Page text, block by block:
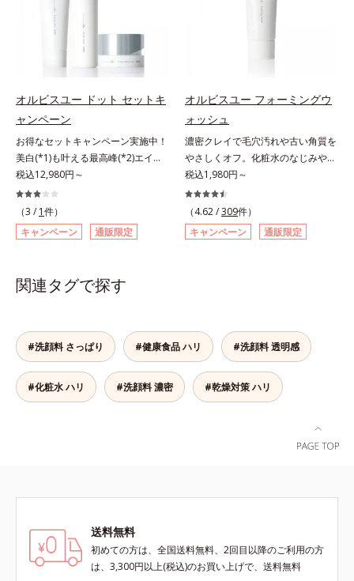
シュ除く）*2 オルビス内スキンケ
アシリーズの保湿力*3 年齢に応じ
たお手入れのこと*4 うるおいによ
る*5 乾燥、ハリ・ツヤのなさ
*6 乾燥による*7 保湿成分*8
ロニセラカエルレア果汁、ノバラエ
キス配合＝うるおいを与えハリと透
明感に満ちた肌へ導く保湿成分*9
メマツヨイグサ抽出液、スイカズラ
エキス配合＝角層のすみずみまで水
分・油分を保ち、ハリ・ツヤを与え
る保湿成分*10 気持ちのことアレ
ルギーテスト済＝全ての方にアレル
ギーが起こらないということではあ
異物として排出されにくく、肌にと
どまってうるおいを蓄えてくれま
す。刺激を受けやすくなった角層を
うるおいで満たし、脱・敏感肌を目
指します。無油分・無着色・無香
料・アルコールフリー・パラベンフ
リーで、徹底的に肌に寄り添いま
す。*1 乾燥と敏感をくり返すこと
*2 敏感肌対象連用テスト済（すべ
ての方のお肌に合うということでは
ありません）*3 乾燥して敏感に感
じやすい状態のこと*4 発酵アミノ
酸（ポリグルタミン酸）配合＝乾燥
を防ぎ、うるおいに満ちた肌へ導く
保湿成分、植物由来アミノ酸（エル
こやかに保つ保湿成分、微生物由来
アミノ酸（エクトイン）配合＝乱れ
ろ、弾力感のない状態である「ハリ
のなさ」や、くすみ(*5)などが現れ
ている状態である「透明感のなさ」
が、大人の肌印象に大きな影響を与
でオルビスユー ドットシリーズは
美容成分(*9)として「G.D.F.アクテ
ィベーター(*10)」を配合。そし
て、従来から配合している美白(*1)
有効成分「トラネキサム酸」を配合
しました。さらに、シリーズ共通の
美容成分「GLルートブースター
(*11)」を配合することで、肌のふ
っくら感や透明感を叶えます。美白
ケアしながら多角的なエイジングケ
スを防ぐ（ウォッシュを除く）*2
オルビス内スキンケアシリーズの保
湿力*3 年齢に応じたお手入れのこ
と*4 剥がれずに肌に蓄積した古い
る物理的効果*7 うるおいによる
*8 乾燥、ハリ・ツヤのなさ*9
ハリ・ツヤを与える保湿成分*12
気持ちのこと
オルビスユー ドット セットキ
ャンペーン
お得なセットキャンペーン実施中！
美白(*1)も叶える最高峰(*2)エイジ
ングケア(*3)。ハリも透明感(*4)も
結果主義。年齢サイン(*5)の因子に
着目した肌科学エイジングケア(*3)
シリーズ。オルビスユー ドットシ
リーズは、年齢による肌悩み一つ一
とともに現れる年齢サイン(*5)につ
くすみ(*6)などが現れている状態で
ある「透明感のなさ」が現れること
で大人の肌印象に大きな影響を与え
ていることが分かりました。そこで
オルビスユー ドットシリーズは美
や透明感を叶えます。美白ケアしな
がら多角的なエイジングケアが叶う
シリーズに。3ステップで上向き
税込12,980円～
（3 / 1件）
キャンペーン
通販限定
オルビスユー フォーミングウ
ォッシュ
濃密クレイで毛穴汚れや古い角質を
やさしくオフ。化粧水のなじみやす
い肌に。7000種を超える成分から
厳選し、「うるおいの質(*1)」に着
目した初期エイジングケア(*2)シリ
ーズオルビスユーは肌本来のうるお
いやバリア機能にアプローチする初
成分として、「DF-パンテノール
(*3)」を国内唯一(*4)、高濃度で配
合。角層のバリア機能にアプローチ
して肌荒れを防ぎ、肌不調にゆらが
ない肌を叶えます。そして、独自研
アクティベーター(*5)」。肌のうる
が満ち、維持されている状態*2 年
齢に応じたお手入れのこと*3 デク
税込1,980円～
（4.62 /309件）
キャンペーン
通販限定
関連タグで探す
#洗顔料 さっぱり #健康食品 ハリ #洗顔料 透明感
#化粧水 ハリ #洗顔料 濃密 #乾燥対策 ハリ
送料無料
初めての方は、全国送料無料、2回目以降のご利用の方
は、3,300円以上(税込)のお買い上げで、送料無料